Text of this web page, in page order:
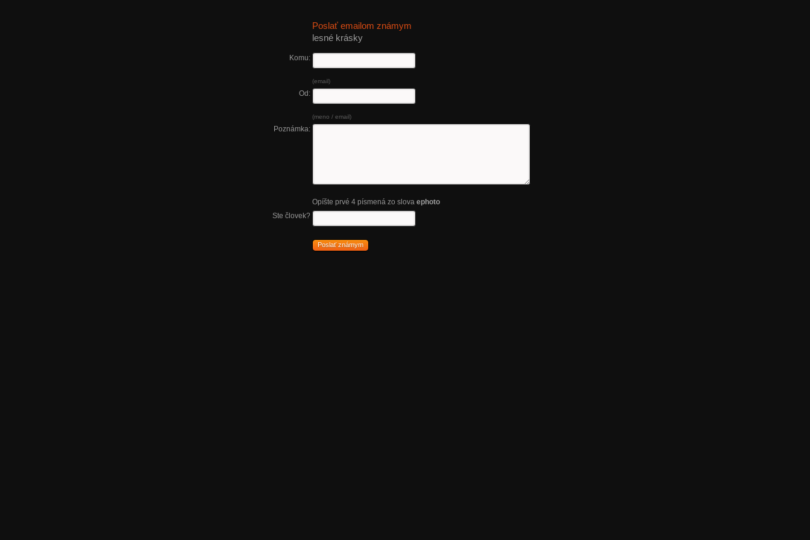
Poslať emailom známym
lesné krásky
Komu:
(email)
Od:
(meno / email)
Poznámka:
Opíšte prvé 4 písmená zo slova ephoto
Ste človek?
Poslať známym